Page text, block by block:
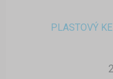
PLASTOVÝ